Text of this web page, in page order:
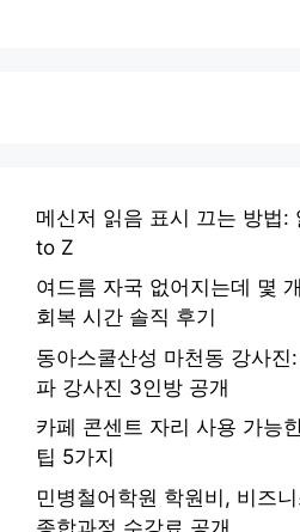
메신저 읽음 표시 끄는 방법:
to Z
여드름 자국 없어지는데 몇
회복 시간 솔직 후기
동아스쿨산성 마천동 강사진
파 강사진 3인방 공개
카페 콘센트 자리 사용 가능
팁 5가지
민병철어학원 학원비, 비즈
종합과정 수강료 공개